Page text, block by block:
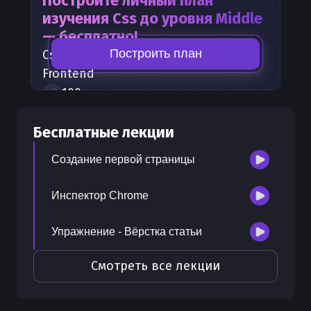
изучения Cssдо уровня Middle
— бесплатно!
Css
— часть карты развития
Frontend
100+шагов развития
300 бонусных рублей
Построить план
Бесплатные лекции
Создание первой страницы
Инспектор Chrome
Упражнение - Вёрстка статьи
Смотреть все лекции